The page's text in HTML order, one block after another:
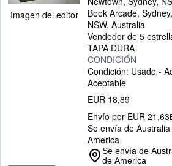
Imagen del editor
Book Arcade, Sydney,
NSW, Australia
Vendedor de 5
TAPA DURA
CONDICIÓN
Condición: Usado -
Aceptable
EUR 18,89
Envío por EUR 21,63
Se envía de
America
Se envía de
de America